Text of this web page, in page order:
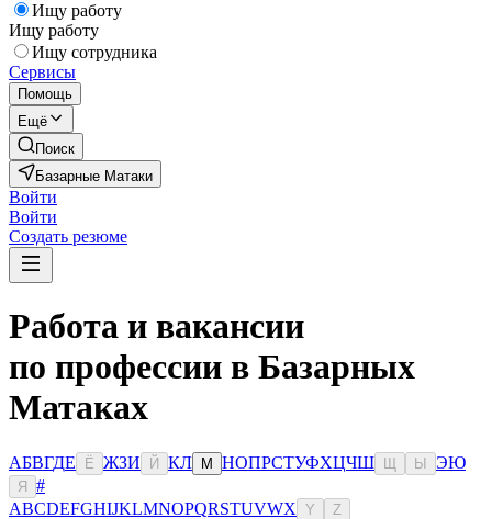
Ищу работу
Ищу работу
Ищу сотрудника
Сервисы
Помощь
Ещё
Поиск
Базарные Матаки
Войти
Войти
Создать резюме
Работа и вакансии
по профессии в Базарных
Матаках
АБВГДЕ Ё ЖЗИ Й КЛ М НОПРСТУФХЦЧШ Ы ЭЮ
Я
#
ABCDEFGHIJKLMNOPQRSTUVWX Y Z